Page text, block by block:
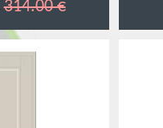
314.00 €